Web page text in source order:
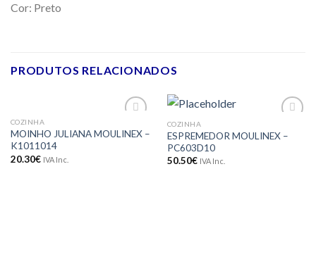
Cor: Preto
PRODUTOS RELACIONADOS
aos meus
COZINHA
MOINHO JULIANA MOULINEX –
K1011014
20.30€ IVA Inc.
aos meus
COZINHA
ESPREMEDOR MOULINEX –
PC603D10
50.50€ IVA Inc.